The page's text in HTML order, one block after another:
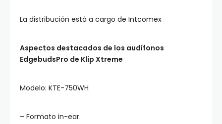
La distribución está a cargo de Intcomex
Aspectos destacados de los audífonos
EdgebudsPro de Klip Xtreme
Modelo: KTE-750WH
– Formato in-ear.